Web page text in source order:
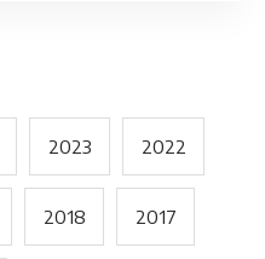
2023 2022
2018 2017